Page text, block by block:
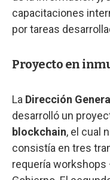
capacitaciones
por tareas
Proyecto en
La Dirección
desarrolló un
blockchain, el cual
consistía en tres
requería